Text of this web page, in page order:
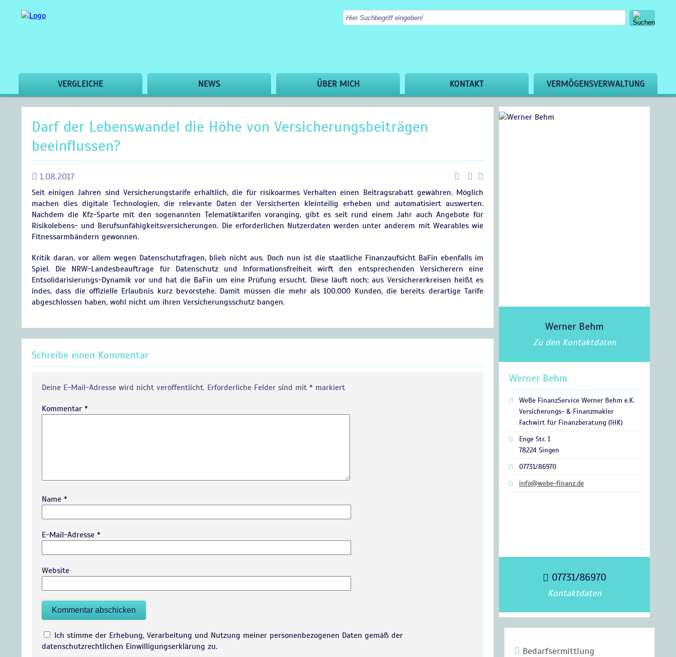
VERGLEICHE NEWS ÜBER MICH KONTAKT VERMÖGENSVERWALTUNG
Werner Behm
Zu den Kontaktdaten
Werner Behm
WeBe FinanzService Werner Behm e.K.
Versicherungs- & Finanzmakler
Fachwirt für Finanzberatung (IHK)
Enge Str. 1
78224 Singen
07731/86970
info@webe-finanz.de
07731/86970
Kontaktdaten
Bedarfsermittlung
Darf der Lebenswandel die Höhe von Versicherungsbeiträgen
beeinflussen?
1.08.2017
Seit einigen Jahren sind Versicherungstarife erhältlich, die für risikoarmes Verhalten einen Beitragsrabatt gewähren. Möglich
machen dies digitale Technologien, die relevante Daten der Versicherten kleinteilig erheben und automatisiert auswerten.
Nachdem die Kfz-Sparte mit den sogenannten Telematiktarifen voranging, gibt es seit rund einem Jahr auch Angebote für
Risikolebens- und Berufsunfähigkeitsversicherungen. Die erforderlichen Nutzerdaten werden unter anderem mit Wearables wie
Fitnessarmbändern gewonnen.
Kritik daran, vor allem wegen Datenschutzfragen, blieb nicht aus. Doch nun ist die staatliche Finanzaufsicht BaFin ebenfalls im
Spiel. Die NRW-Landesbeauftrage für Datenschutz und Informationsfreiheit wirft den entsprechenden Versicherern eine
Entsolidarisierungs-Dynamik vor und hat die BaFin um eine Prüfung ersucht. Diese läuft noch; aus Versichererkreisen heißt es
indes, dass die offizielle Erlaubnis kurz bevorstehe. Damit müssen die mehr als 100.000 Kunden, die bereits derartige Tarife
abgeschlossen haben, wohl nicht um ihren Versicherungsschutz bangen.
Schreibe einen Kommentar
Deine E-Mail-Adresse wird nicht veröffentlicht. Erforderliche Felder sind mit * markiert
Kommentar *
Name *
E-Mail-Adresse *
Website
Ich stimme der Erhebung, Verarbeitung und Nutzung meiner personenbezogenen Daten gemäß der
datenschutzrechtlichen Einwilligungserklärung zu.